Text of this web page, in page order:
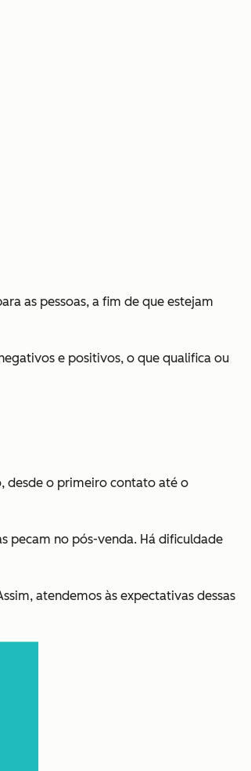
as pessoas, a fim de que estejam
e positivos, o que qualifica ou
desde o primeiro contato até o
pecam no pós-venda. Há dificuldade
atendemos às expectativas dessas